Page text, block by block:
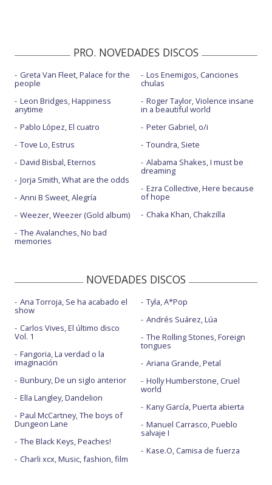
PRO. NOVEDADES DISCOS
Greta Van Fleet, Palace for the
people
Leon Bridges, Happiness
anytime
Pablo López, El cuatro
Tove Lo, Estrus
David Bisbal, Eternos
Jorja Smith, What are the odds
Anni B Sweet, Alegría
Weezer, Weezer (Gold album)
The Avalanches, No bad
memories
Los Enemigos, Canciones
chulas
Roger Taylor, Violence insane
in a beautiful world
Peter Gabriel, o/i
Toundra, Siete
Alabama Shakes, I must be
dreaming
Ezra Collective, Here because
of hope
Chaka Khan, Chakzilla
NOVEDADES DISCOS
Ana Torroja, Se ha acabado el
show
Carlos Vives, El último disco
Vol. 1
Fangoria, La verdad o la
imaginación
Bunbury, De un siglo anterior
Ella Langley, Dandelion
Paul McCartney, The boys of
Dungeon Lane
The Black Keys, Peaches!
Charli xcx, Music, fashion, film
Tyla, A*Pop
Andrés Suárez, Lúa
The Rolling Stones, Foreign
tongues
Ariana Grande, Petal
Holly Humberstone, Cruel
world
Kany García, Puerta abierta
Manuel Carrasco, Pueblo
salvaje I
Kase.O, Camisa de fuerza